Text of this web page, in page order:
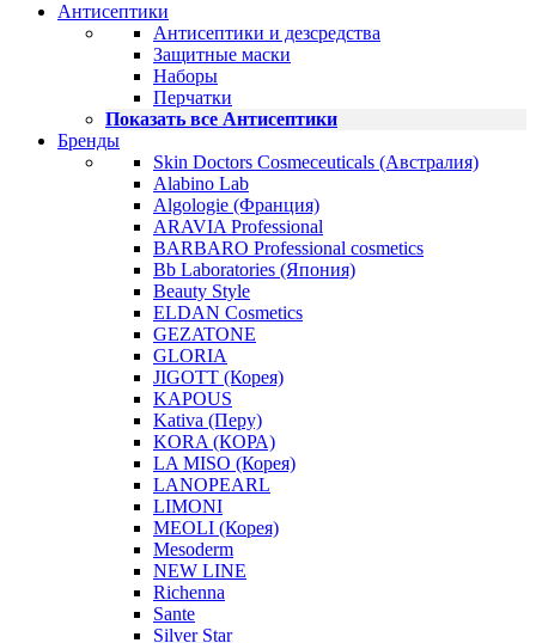
Антисептики
Антисептики и дезсредства
Защитные маски
Наборы
Перчатки
Показать все Антисептики
Бренды
Skin Doctors Cosmeceuticals (Австралия)
Alabino Lab
Algologie (Франция)
ARAVIA Professional
BARBARO Professional cosmetics
Bb Laboratories (Япония)
Beauty Style
ELDAN Cosmetics
GEZATONE
GLORIA
JIGOTT (Корея)
KAPOUS
Kativa (Перу)
KORA (КОРА)
LA MISO (Корея)
LANOPEARL
LIMONI
MEOLI (Корея)
Mesoderm
NEW LINE
Richenna
Sante
Silver Star